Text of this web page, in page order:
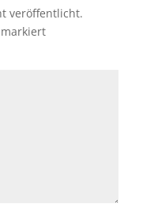
veröffentlicht.
markiert